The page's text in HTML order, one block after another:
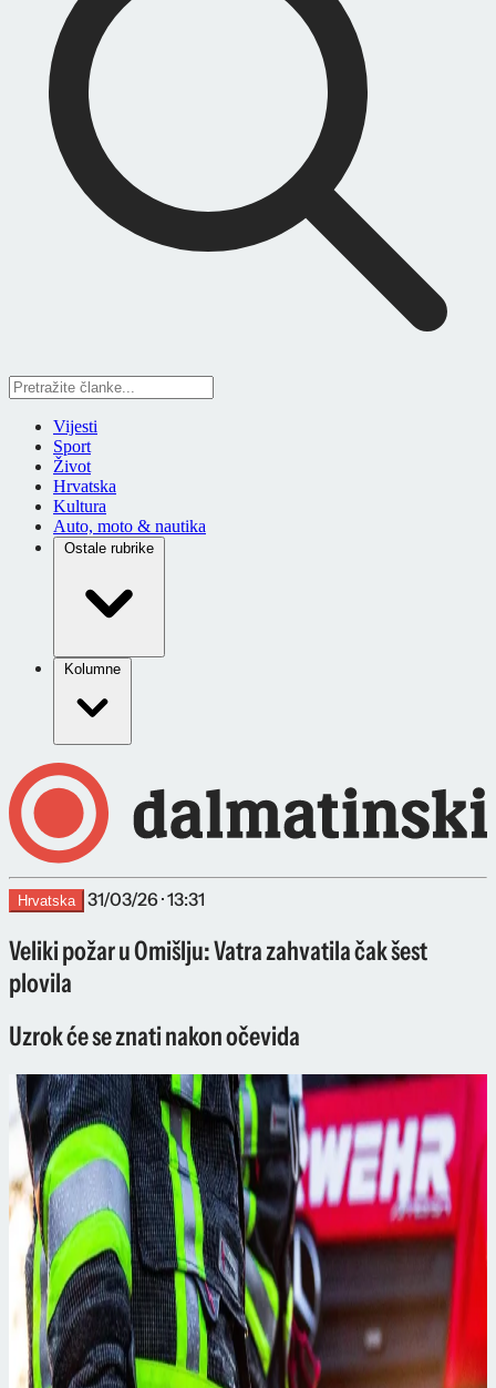
Vijesti
Sport
Život
Hrvatska
Kultura
Auto, moto & nautika
Ostale rubrike
Kolumne
Hrvatska 31/03/26 · 13:31
Veliki požar u Omišlju: Vatra zahvatila čak šest
plovila
Uzrok će se znati nakon očevida